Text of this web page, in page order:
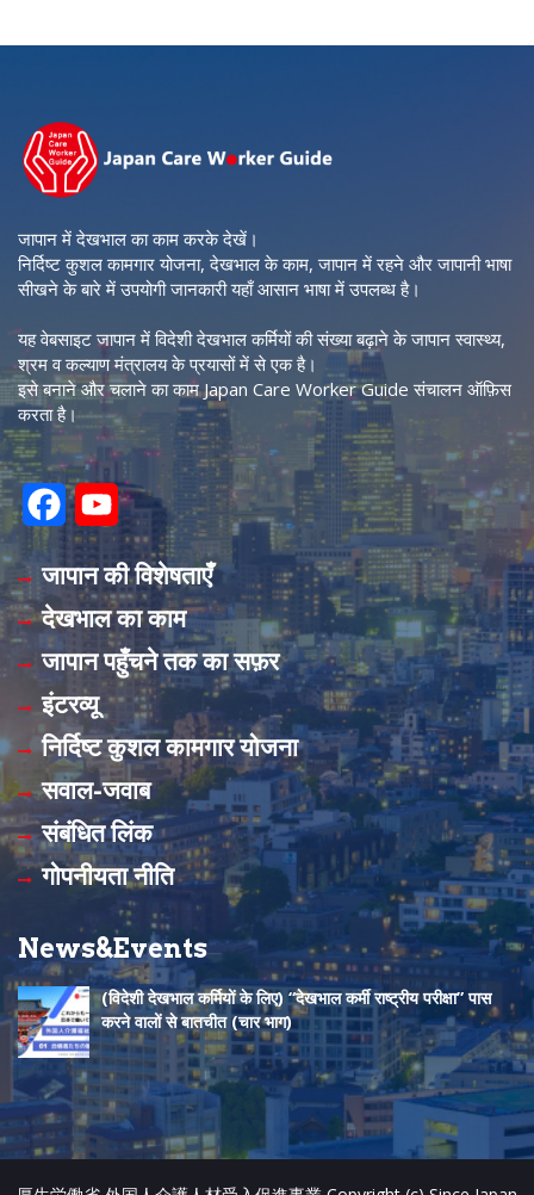
जापान में देखभाल का काम करके देखें।
निर्दिष्ट कुशल कामगार योजना, देखभाल के काम, जापान में रहने और जापानी भाषा
सीखने के बारे में उपयोगी जानकारी यहाँ आसान भाषा में उपलब्ध है।
यह वेबसाइट जापान में विदेशी देखभाल कर्मियों की संख्या बढ़ाने के जापान स्वास्थ्य,
श्रम व कल्याण मंत्रालय के प्रयासों में से एक है।
इसे बनाने और चलाने का काम Japan Care Worker Guide संचालन ऑफ़िस
करता है।
F
a
c
e
b
o
o
k
Y
o
u
T
u
b
e
C
h
a
n
n
e
l
जापान की विशेषताएँ
देखभाल का काम
जापान पहुँचने तक का सफ़र
इंटरव्यू
निर्दिष्ट कुशल कामगार योजना
सवाल-जवाब
संबंधित लिंक
गोपनीयता नीति
News&Events
(विदेशी देखभाल कर्मियों के लिए) “देखभाल कर्मी राष्ट्रीय परीक्षा” पास
करने वालों से बातचीत (चार भाग)